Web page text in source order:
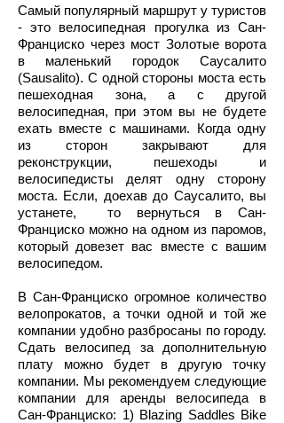
Самый популярный маршрут у туристов
- это велосипедная прогулка из Сан-
Франциско через мост Золотые ворота
в маленький городок Саусалито
(Sausalito). С одной стороны моста есть
пешеходная зона, а с другой
велосипедная, при этом вы не будете
ехать вместе с машинами. Когда одну
из сторон закрывают для
реконструкции, пешеходы и
велосипедисты делят одну сторону
моста. Если, доехав до Саусалито, вы
устанете, то вернуться в Сан-
Франциско можно на одном из паромов,
который довезет вас вместе с вашим
велосипедом.
В Сан-Франциско огромное количество
велопрокатов, а точки одной и той же
компании удобно разбросаны по городу.
Сдать велосипед за дополнительную
плату можно будет в другую точку
компании. Мы рекомендуем следующие
компании для аренды велосипеда в
Сан-Франциско: 1) Blazing Saddles Bike